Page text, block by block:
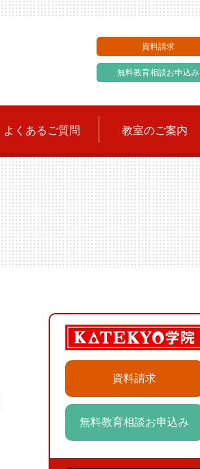
資料請求
無料教育相談お申込み
よくあるご質問 教室のご案内
資料請求
無料教育相談お申込み